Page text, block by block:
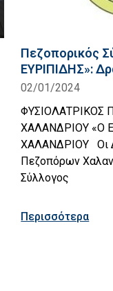
Πεζοπορικός
ΕΥΡΙΠΙΔΗΣ»:
02/01/2024
ΦΥΣΙΟΛΑΤΡΙΚΟΣ
ΧΑΛΑΝΔΡΙΟΥ «Ο
ΧΑΛΑΝΔΡΙΟΥ Οι
Πεζοπόρων
Σύλλογος
Περισσότερα